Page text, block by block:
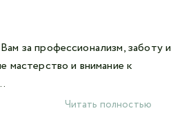
за профессионализм, заботу и
мастерство и внимание к
Читать полностью